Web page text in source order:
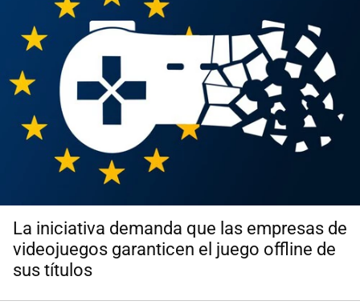
La iniciativa demanda que las empresas de
videojuegos garanticen el juego offline de
sus títulos